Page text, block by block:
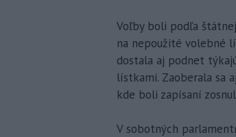
Voľby boli podľa
na nepoužité volebné
dostala aj podnet
lístkami. Zaoberala sa
kde boli zapísaní
V sobotných